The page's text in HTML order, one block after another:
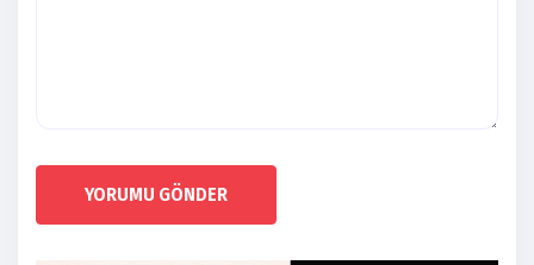
YORUMU GÖNDER